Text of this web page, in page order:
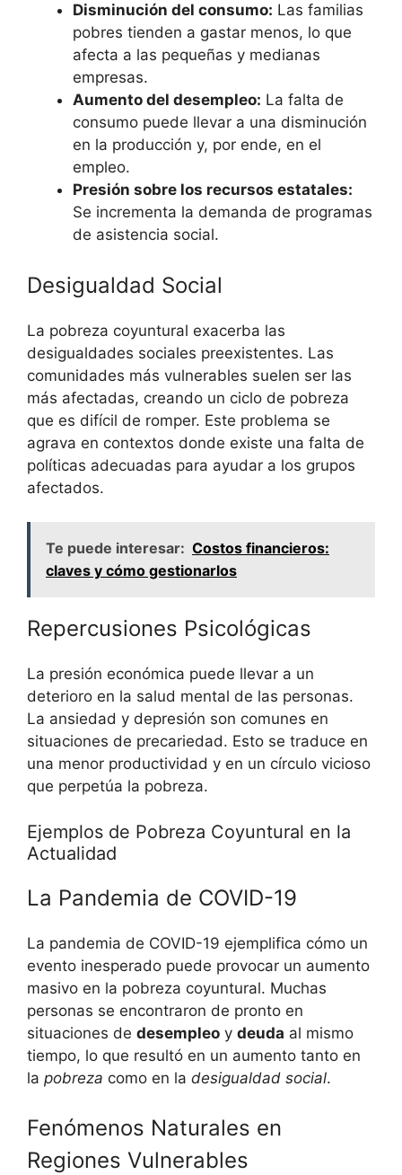
Disminución del consumo: Las familias
pobres tienden a gastar menos, lo que
afecta a las pequeñas y medianas
empresas.
Aumento del desempleo: La falta de
consumo puede llevar a una disminución
en la producción y, por ende, en el
empleo.
Presión sobre los recursos estatales:
Se incrementa la demanda de programas
de asistencia social.
Desigualdad Social
La pobreza coyuntural exacerba las
desigualdades sociales preexistentes. Las
comunidades más vulnerables suelen ser las
más afectadas, creando un ciclo de pobreza
que es difícil de romper. Este problema se
agrava en contextos donde existe una falta de
políticas adecuadas para ayudar a los grupos
afectados.
Te puede interesar: Costos financieros:
claves y cómo gestionarlos
Repercusiones Psicológicas
La presión económica puede llevar a un
deterioro en la salud mental de las personas.
La ansiedad y depresión son comunes en
situaciones de precariedad. Esto se traduce en
una menor productividad y en un círculo vicioso
que perpetúa la pobreza.
Ejemplos de Pobreza Coyuntural en la
Actualidad
La Pandemia de COVID-19
La pandemia de COVID-19 ejemplifica cómo un
evento inesperado puede provocar un aumento
masivo en la pobreza coyuntural. Muchas
personas se encontraron de pronto en
situaciones de desempleo y deuda al mismo
tiempo, lo que resultó en un aumento tanto en
la pobreza como en la desigualdad social.
Fenómenos Naturales en
Regiones Vulnerables